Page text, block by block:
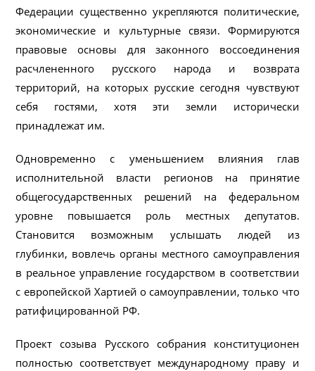
Федерации существенно укрепляются политические,
экономические и культурные связи. Формируются
правовые основы для законного воссоединения
расчлененного русского народа и возврата
территорий, на которых русские сегодня чувствуют
себя гостями, хотя эти земли исторически
принадлежат им.
Одновременно с уменьшением влияния глав
исполнительной власти регионов на принятие
общегосударственных решений на федеральном
уровне повышается роль местных депутатов.
Становится возможным услышать людей из
глубинки, вовлечь органы местного самоуправления
в реальное управление государством в соответствии
с европейской Хартией о самоуправлении, только что
ратифицированной РФ.
Проект созыва Русского собрания конституционен
полностью соответствует международному праву и